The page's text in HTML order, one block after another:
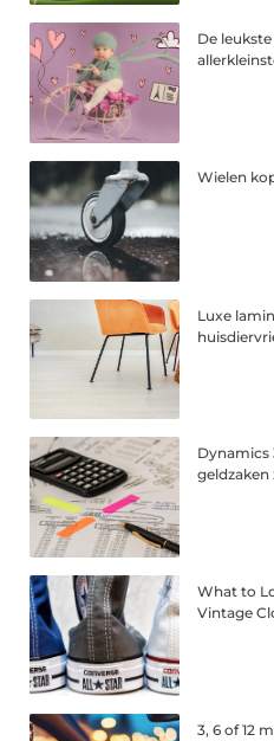
De
Wielen
Luxe
Dynamics
geldzaken
What to
Vintage
3, 6 of 12